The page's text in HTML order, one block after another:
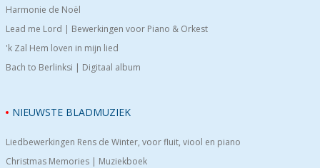
Harmonie de Noël
Lead me Lord | Bewerkingen voor Piano & Orkest
'k Zal Hem loven in mijn lied
Bach to Berlinksi | Digitaal album
NIEUWSTE BLADMUZIEK
Liedbewerkingen Rens de Winter, voor fluit, viool en piano
Christmas Memories | Muziekboek